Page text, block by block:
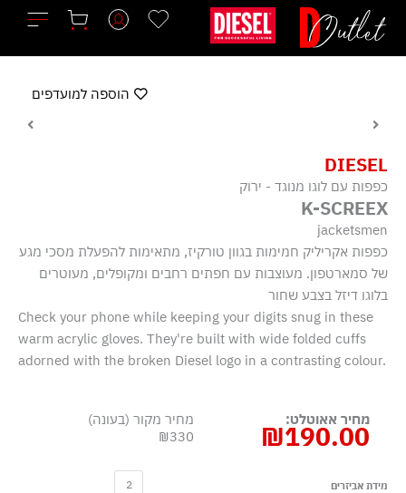
לתוכן
DIESEL
כפפות עם לוגו מנוגד - ירוק
K-SCREEX
jacketsmen
כפפות אקריליק חמימות בגוון טורקיז, מתאימות להפעלת מסכי מגע
של סמארטפון. מעוצבות עם חפתים רחבים ומקופלים, מעוטרים
בלוגו דיזל בצבע שחור
Check your phone while keeping your digits snug in these
warm acrylic gloves. They're built with wide folded cuffs
adorned with the broken Diesel logo in a contrasting colour.
מחיר אאוטלט:
₪190.00
מחיר מקור (בעונה)
₪330
מידת אביזרים 2
הוספה למועדפים